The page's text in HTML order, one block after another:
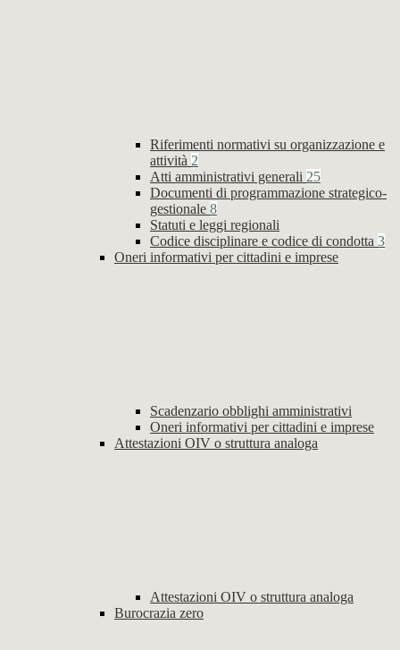
Riferimenti normativi su organizzazione e
attività 2
Atti amministrativi generali 25
Documenti di programmazione strategico-
gestionale 8
Statuti e leggi regionali
Codice disciplinare e codice di condotta 3
Oneri informativi per cittadini e imprese
Scadenzario obblighi amministrativi
Oneri informativi per cittadini e imprese
Attestazioni OIV o struttura analoga
Attestazioni OIV o struttura analoga
Burocrazia zero